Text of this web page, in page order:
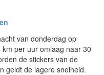
van donderdag op
per uur omlaag naar 30
de stickers van de
geldt de lagere snelheid.